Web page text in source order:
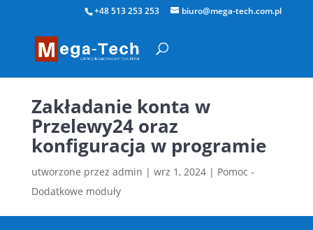
+48 513 253 253 biuro@mega-tech.com.pl
Zakładanie konta w
Przelewy24 oraz
konfiguracja w programie
utworzone przez admin | wrz 1, 2024| Pomoc -
Dodatkowe moduły